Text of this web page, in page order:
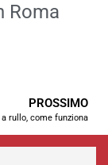
Roma
PROSSIMO
rullo, come funziona